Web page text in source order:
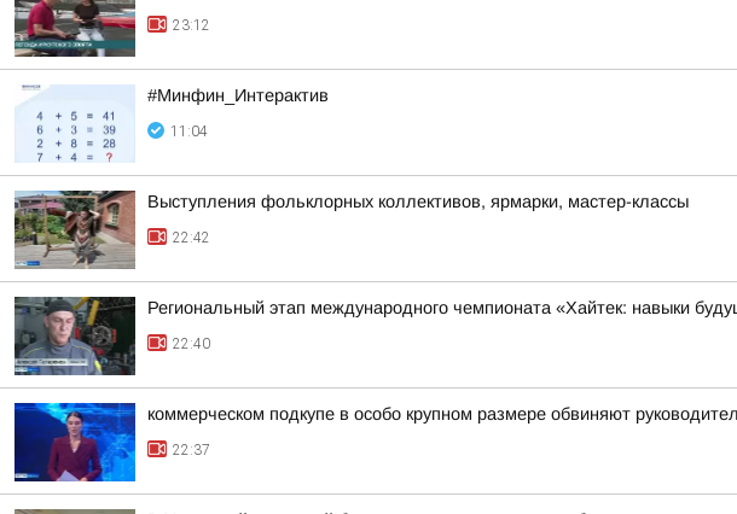
23:12
#Минфин_Интерактив
11:04
Выступления фольклорных коллективов, ярмарки, мастер-классы
22:42
Региональный этап международного чемпионата «Хайтек: навыки
22:40
коммерческом подкупе в особо крупном размере обвиняют
22:37